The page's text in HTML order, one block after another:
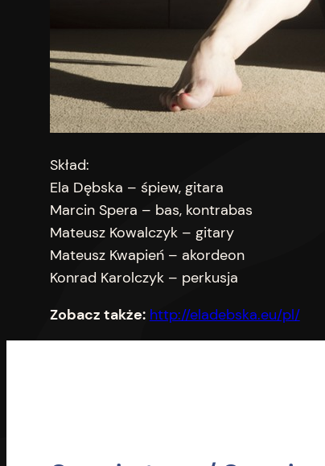
Skład:
Ela Dębska – śpiew, gitara
Marcin Spera – bas, kontrabas
Mateusz Kowalczyk – gitary
Mateusz Kwapień – akordeon
Konrad Karolczyk – perkusja
Zobacz także: http://eladebska.eu/pl/